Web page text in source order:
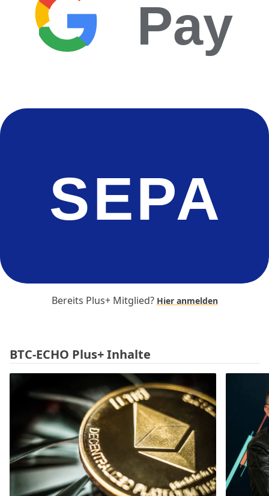
Pay
SEPA
Bereits Plus+ Mitglied? Hier anmelden
BTC-ECHO Plus+ Inhalte